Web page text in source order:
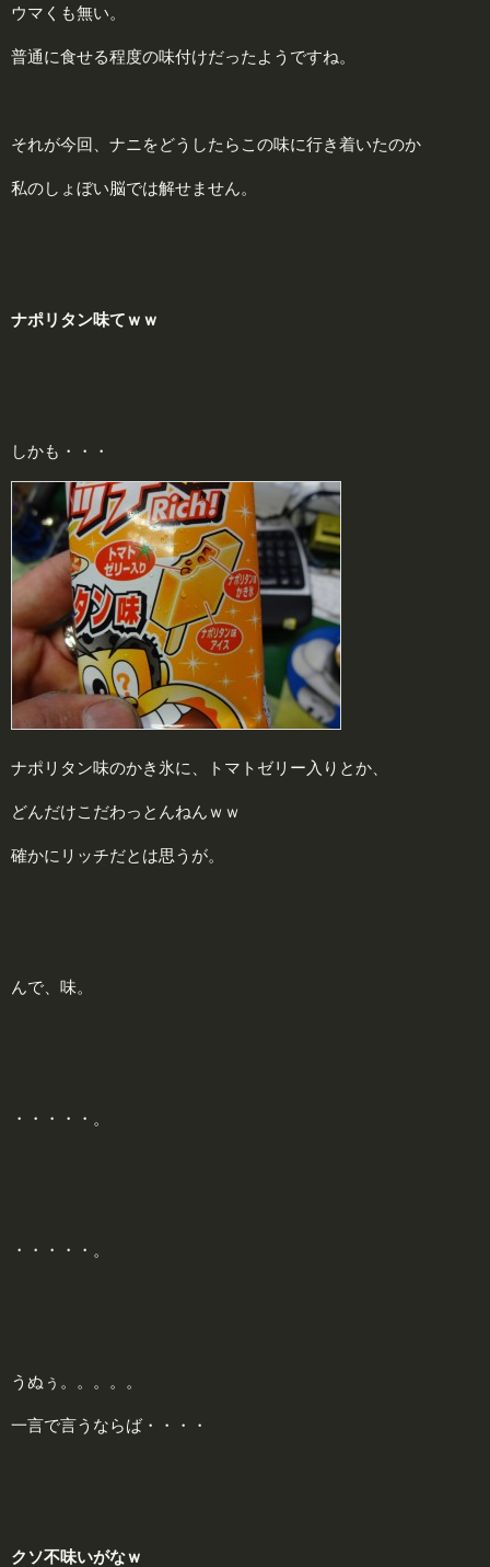
ウマくも無い。
普通に食せる程度の味付けだったようですね。
それが今回、ナニをどうしたらこの味に行き着いたのか
私のしょぼい脳では解せません。
ナポリ タン味てｗｗ
しかも・・・
ナポリタン味のかき氷に、トマトゼリー入りとか、
どんだけこだわっとんねんｗｗ
確かにリッチだとは思うが。
んで、味。
・・・・・。
・・・・・。
うぬぅ。。。。。
一言で言うならば・・・・
クソ不味いがなｗ